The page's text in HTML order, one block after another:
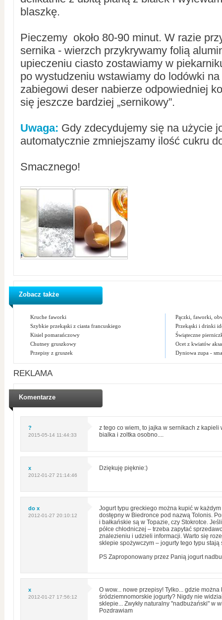
blaszkę.
Pieczemy około 80-90 minut. W razie
sernika - wierzch przykrywamy folią
upieczeniu ciasto zostawiamy w
po wystudzeniu wstawiamy do lodówki
zabiegowi deser nabierze odpowiedniej
się jeszcze bardziej „sernikowy”.
Uwaga: Gdy zdecydujemy się na użycie
automatycznie zmniejszamy ilość cukru
Smacznego!
Zobacz także
Kruche faworki
Pączki, faworki,
Szybkie przekąski z ciasta francuskiego
Przekąski i drinki
Kisiel pomarańczowy
Świąteczne
Chutney gruszkowy
Ocet z kwiatów
Przepisy z gruszek
Dyniowa zupa -
REKLAMA
Komentarze
?
2015-05-14 11:44:33
z tego co wiem, to jajka w sernikach z
bialka i zoltka osobno....
x
2012-01-27 21:14:46
Dziękuję pięknie:)
do x
2012-01-27 20:10:12
Jogurt typu greckiego można kupić w
dostępny w Biedronce pod nazwą Tolonis.
i bałkańskie są w Topazie, czy Stokrotce.
półce chłodniczej – trzeba zapytać
znalezieniu i udzieli informacji. Warto się
sklepie spożywczym – jogurty tego typu
PS Zaproponowany przez Panią jogurt
x
2012-01-27 17:56:12
O wow... nowe przepisy! Tylko... gdzie można
śródziemnomorskie jogurty? Nigdy nie
sklepie... Zwykły naturalny "nadbużański" w
Pozdrawiam